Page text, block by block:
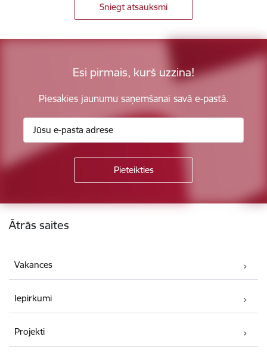
Sniegt atsauksmi
Esi pirmais, kurš uzzina!
Piesakies jaunumu saņemšanai savā e-pastā.
Kājene
Ātrās saites
Vakances
Iepirkumi
Projekti